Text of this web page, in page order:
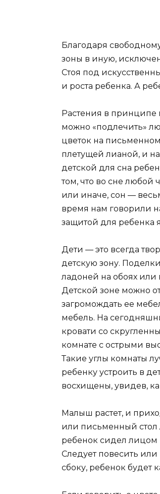
Благодаря
зоны в иную,
Стоя под
и роста ребенка. А
Растения в принципе
можно «подлечить»
цветок на
плетущей лианой, и
детской для сна
том, что во сне любой
или иначе, сон —
время нам говорили
защитой для ребенка
Дети — это всегда
детскую зону.
ладоней на обоях или
Детской зоне можно
загромождать ее
мебель. На
кровати со
комнате с острыми
Такие углы комнаты
ребенку устроить в
восхищены, увидев,
Малыш растет, и
или письменный стол
ребенок сидел лицом
Следует повесить или
сбоку, ребенок будет